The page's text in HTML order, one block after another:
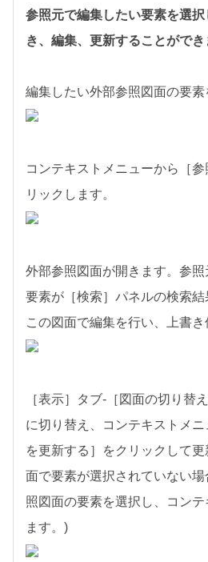
参照元で編集したい要素を選
き、編集、更新することができ
編集したい外部参照図面の要素
コンテキストメニューから［
リックします。
外部参照図面が開きます。参
要素が［検索］パネルの検索結
この図面で編集を行い、上書き
［表示］タブ-［図面の切り替
に切り替え、コンテキストメ
を更新する］をクリックして
面で要素が選択されていない
照図面の要素を選択し、コン
ます。)